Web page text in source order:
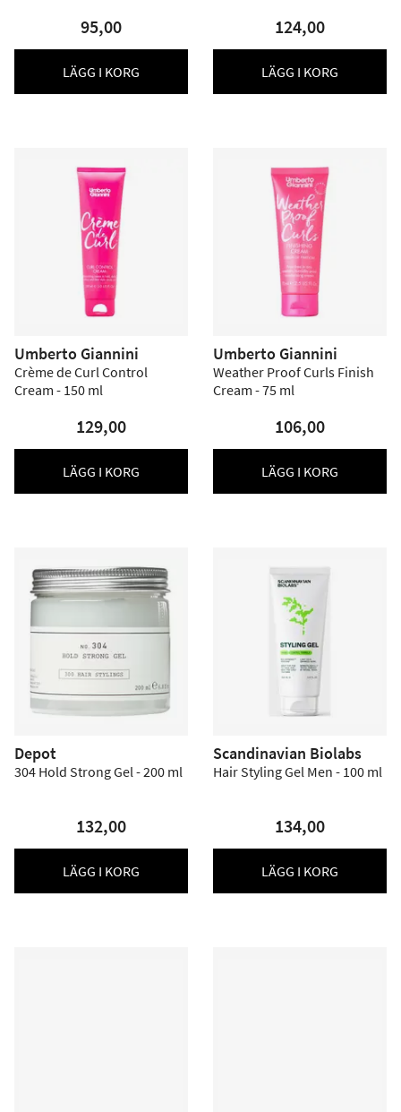
95,00
LÄGG I KORG
124,00
LÄGG I KORG
Umberto Giannini
Crème de Curl Control
Cream - 150 ml
129,00
LÄGG I KORG
Umberto Giannini
Weather Proof Curls Finish
Cream - 75 ml
106,00
LÄGG I KORG
Depot
304 Hold Strong Gel - 200 ml
132,00
LÄGG I KORG
Scandinavian Biolabs
Hair Styling Gel Men - 100 ml
134,00
LÄGG I KORG